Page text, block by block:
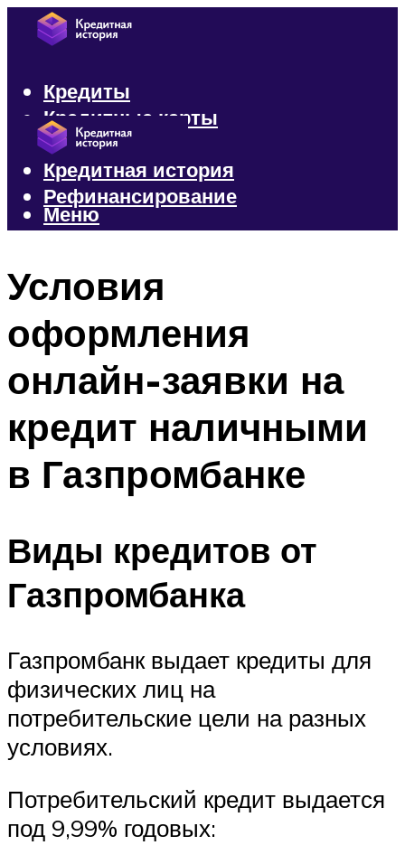
Кредиты
Кредитные карты
Микрозаймы
Кредитная история
Рефинансирование
Меню
Условия
оформления
онлайн-заявки на
кредит наличными
в Газпромбанке
Виды кредитов от
Газпромбанка
Газпромбанк выдает кредиты для
физических лиц на
потребительские цели на разных
условиях.
Потребительский кредит выдается
под 9,99% годовых: